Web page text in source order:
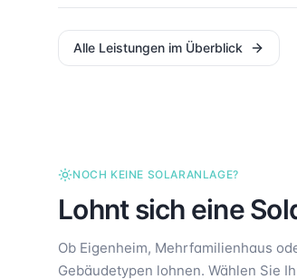
Alle Leistungen im Überblick
NOCH KEINE SOLARANLAGE?
Lohnt sich eine
Ob Eigenheim, Mehrfamilienhaus
Gebäudetypen lohnen. Wählen Sie